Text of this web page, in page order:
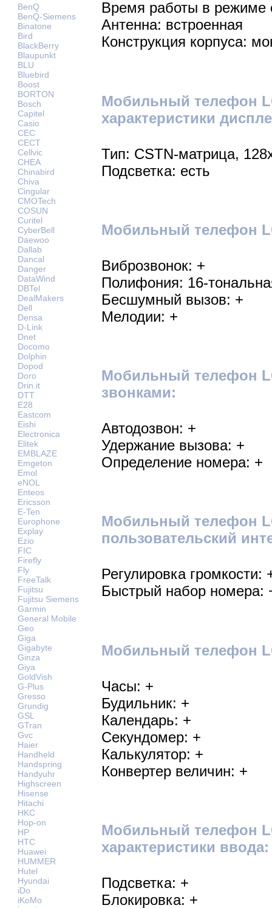
BenQ
BenQ-Siemens
Binatone
Bird
BlackBerry
Blaupunkt
BLU
Bluebird
Boost
BORTON
Bosch
Capitel
Casio
CEC
CECT
Cellvic
CHEA
Chinabird
Chiva
Cingular
CMOTech
COSUN
Curitel
CyberBell
Daewoo
Dallab
Dancal
Danger
DataWind
DBTel
DealMakers
Dell
Densa
D-Link
Dnet
Docomo
Dolphin
Dopod
Doro
Drin.it
DTT
E28
Eastcom
Eishi
Electronica
Elitek
EMBLAZE
Emgeton
Emol
eNOL
Enteos
Ericsson
E-Ten
Europhone
Explay
Ezio
FIC
Firefly
Fly
FreeTalk
Fujitsu
Fujitsu Siemens
Garmin
General Mobile
Geo
Giga
Gigabyte
Ginza
Giya
GoldVish
G-Plus
Gresso
Grundig
GSL
GTran
Gvc
Haier
Handheld
Handspring
Handyuhr
Highscreen
Hisense
Hitachi
HKC
Hop-on
HP
HTC
Huawei
HUMMER
Hutel
Hyundai
iDo
iKoMo
Время работы в режиме
Антенна: встроенная
Конструкция корпуса:
Мобильный телефон
характеристики
Тип: CSTN-матрица,
Подсветка: есть
Мобильный телефон
Виброзвонок: +
Полифония: 16-
Бесшумный вызов: +
Мелодии: +
Мобильный телефон
звонками:
Автодозвон: +
Удержание вызова: +
Определение номера: +
Мобильный телефон
пользовательский
Регулировка громкости:
Быстрый набор номера:
Мобильный телефон
Часы: +
Будильник: +
Календарь: +
Секундомер: +
Калькулятор: +
Конвертер величин: +
Мобильный телефон
характеристики ввода:
Подсветка: +
Блокировка: +